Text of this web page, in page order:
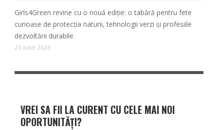
Girls4Green revine cu o nouă ediție: o tabără pentru fete
curioase de protecția naturii, tehnologii verzi și profesiile
dezvoltării durabile.
23 iunie 2026
VREI SA FII LA CURENT CU CELE MAI NOI
OPORTUNITĂȚI?